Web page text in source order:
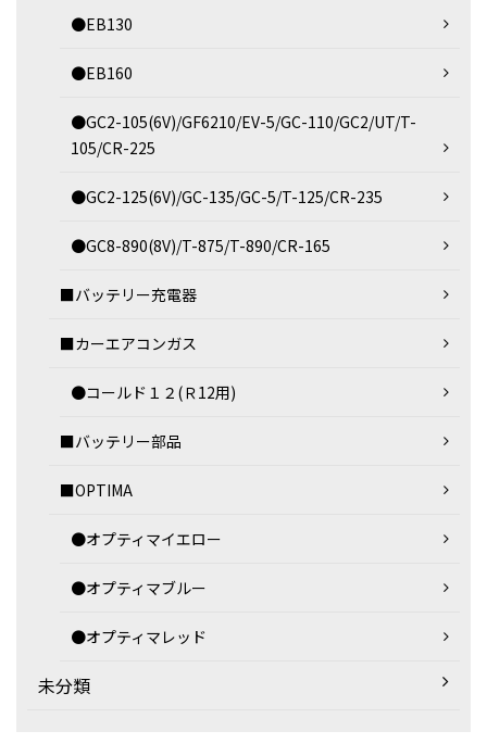
●EB130
●EB160
●GC2-105(6V)/GF6210/EV-5/GC-110/GC2/UT/T-
105/CR-225
●GC2-125(6V)/GC-135/GC-5/T-125/CR-235
●GC8-890(8V)/T-875/T-890/CR-165
■バッテリー充電器
■カーエアコンガス
●コールド１２(Ｒ12用)
■バッテリー部品
■OPTIMA
●オプティマイエロー
●オプティマブルー
●オプティマレッド
未分類